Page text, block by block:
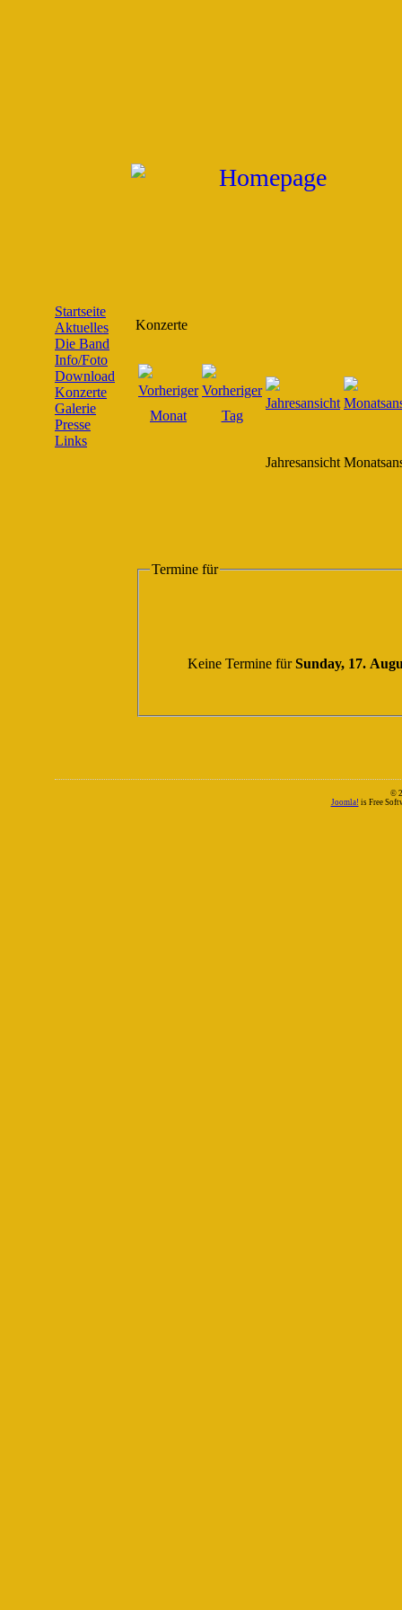
Startseite
Aktuelles
Die Band
Info/Foto
Download
Konzerte
Galerie
Presse
Links
Konzerte
Jahresansicht
Termine für
Keine Termine fürSunday, 17.
©
Joomla! is Free